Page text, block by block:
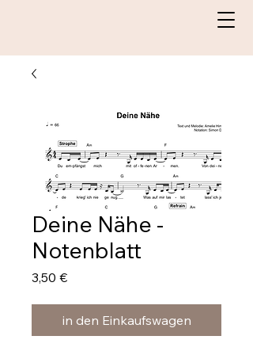
Deine Nähe -
Notenblatt
3,50 €Preis
in den Einkaufswagen